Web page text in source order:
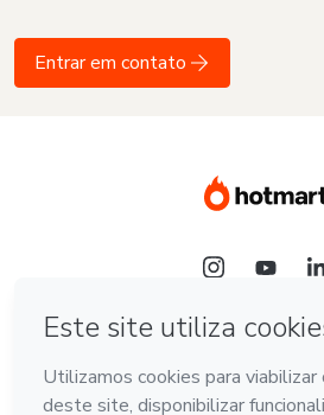
Entrar em contato
Idioma
Português - Brasil